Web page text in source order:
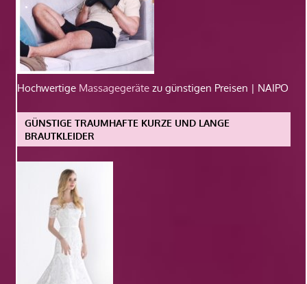
Hochwertige Massagegeräte zu günstigen Preisen | NAIPO
GÜNSTIGE TRAUMHAFTE KURZE UND LANGE
BRAUTKLEIDER